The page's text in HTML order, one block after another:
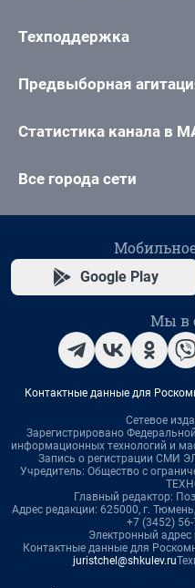
Техподдержка
Предвыборная
Статистика канала в
Все города сети
Google Play
Мы в
Контактные данные для
Сетевое
Зарегистрировано
информационных технологий и
Запись о регистрации СМИ
Учредитель: Общество с
Главный редактор:
Адрес редакции: 625000, г.
+7 (3452)
Электронный адрес
Контактные данные для
juristchel@shkulev.ru